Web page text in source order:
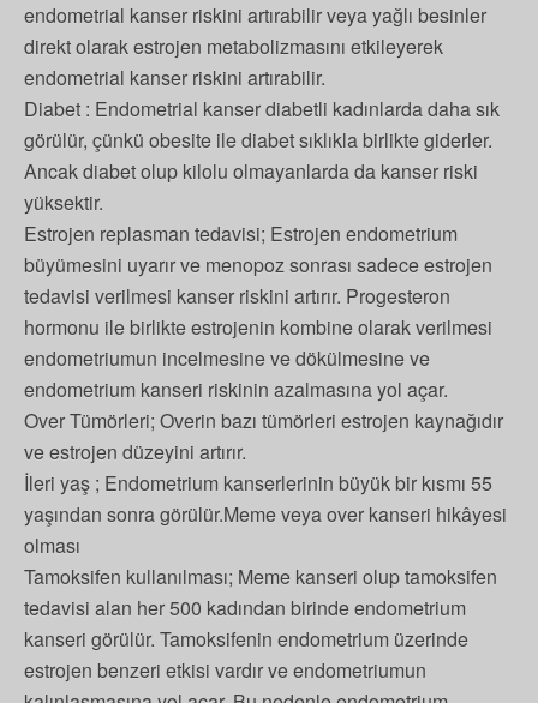
endometrial kanser riskini artırabilir veya yağlı besinler
direkt olarak estrojen metabolizmasını etkileyerek
endometrial kanser riskini artırabilir.
Diabet : Endometrial kanser diabetli kadınlarda daha sık
görülür, çünkü obesite ile diabet sıklıkla birlikte giderler.
Ancak diabet olup kilolu olmayanlarda da kanser riski
yüksektir.
Estrojen replasman tedavisi; Estrojen endometrium
büyümesini uyarır ve menopoz sonrası sadece estrojen
tedavisi verilmesi kanser riskini artırır. Progesteron
hormonu ile birlikte estrojenin kombine olarak verilmesi
endometriumun incelmesine ve dökülmesine ve
endometrium kanseri riskinin azalmasına yol açar.
Over Tümörleri; Overin bazı tümörleri estrojen kaynağıdır
ve estrojen düzeyini artırır.
İleri yaş ; Endometrium kanserlerinin büyük bir kısmı 55
yaşından sonra görülür.Meme veya over kanseri hikâyesi
olması
Tamoksifen kullanılması; Meme kanseri olup tamoksifen
tedavisi alan her 500 kadından birinde endometrium
kanseri görülür. Tamoksifenin endometrium üzerinde
estrojen benzeri etkisi vardır ve endometriumun